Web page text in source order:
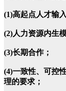
(1)高起点人才输入
(2)人力资源内生
(3)长期合作；
(4)一致性、可控
理的要求；